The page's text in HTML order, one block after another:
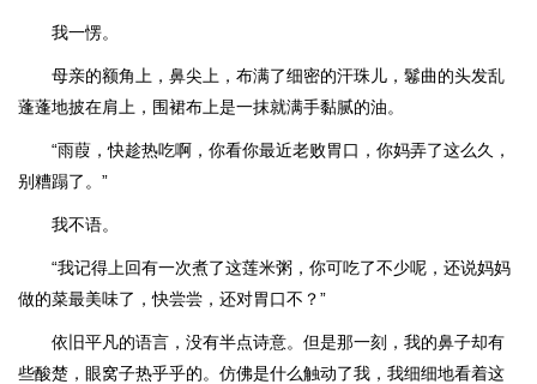
我一愣。
母亲的额角上，鼻尖上，布满了细密的汗珠儿，鬈曲的头发乱
蓬蓬地披在肩上，围裙布上是一抹就满手黏腻的油。
“雨葭，快趁热吃啊，你看你最近老败胃口，你妈弄了这么久，
别糟蹋了。”
我不语。
“我记得上回有一次煮了这莲米粥，你可吃了不少呢，还说妈妈
做的菜最美味了，快尝尝，还对胃口不？”
依旧平凡的语言，没有半点诗意。但是那一刻，我的鼻子却有
些酸楚，眼窝子热乎乎的。仿佛是什么触动了我，我细细地看着这